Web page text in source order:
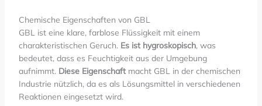
Chemische Eigenschaften von GBL
GBL ist eine klare, farblose Flüssigkeit mit einem
charakteristischen Geruch. Es ist hygroskopisch, was
bedeutet, dass es Feuchtigkeit aus der Umgebung
aufnimmt. Diese Eigenschaftmacht GBL in der chemischen
Industrie nützlich, da es als Lösungsmittel in verschiedenen
Reaktionen eingesetzt wird.